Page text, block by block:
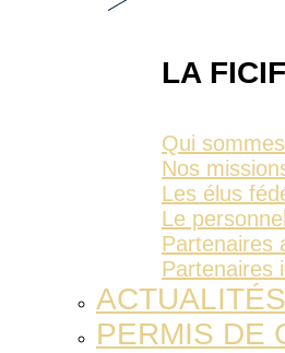
LA FICIF
Qui
Nos
Les élus
Le
Partenaires
Partenaires
ACTUALITÉS
PERMIS DE